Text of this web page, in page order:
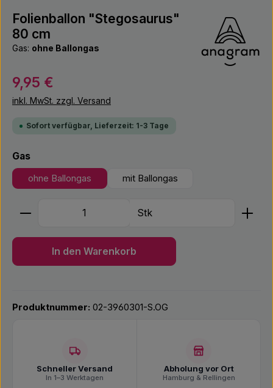
Folienballon "Stegosaurus"
80 cm
Gas: ohne Ballongas
Regulärer Preis:
9,95 €
inkl. MwSt. zzgl. Versand
Sofort verfügbar, Lieferzeit: 1-3 Tage
Gasauswählen
ohne Ballongas mit Ballongas
Produkt Anzahl: Gib den gewünschten Wert ein
Stk
In den Warenkorb
Produktnummer: 02-3960301-S.OG
Schneller Versand
In 1–3 Werktagen
Abholung vor Ort
Hamburg & Rellingen